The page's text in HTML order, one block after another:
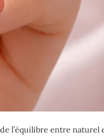
l’équilibre entre naturel